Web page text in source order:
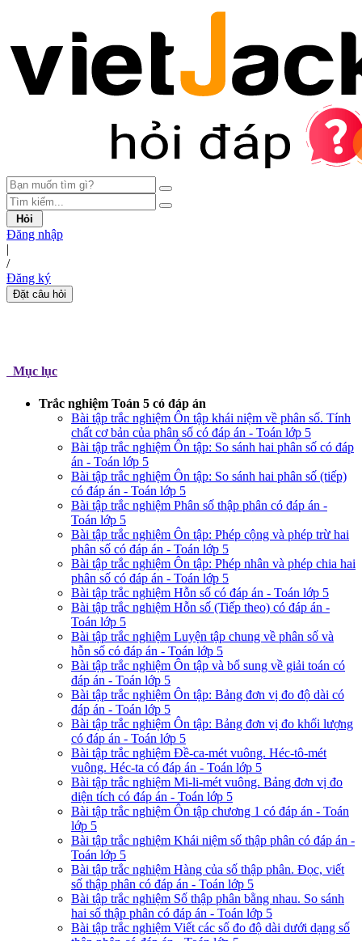
Hỏi
Đăng nhập
|
/
Đăng ký
Đặt câu hỏi
Mục lục
Trắc nghiệm Toán 5 có đáp án
Bài tập trắc nghiệm Ôn tập khái niệm về phân số. Tính
chất cơ bản của phân số có đáp án - Toán lớp 5
Bài tập trắc nghiệm Ôn tập: So sánh hai phân số có đáp
án - Toán lớp 5
Bài tập trắc nghiệm Ôn tập: So sánh hai phân số (tiếp)
có đáp án - Toán lớp 5
Bài tập trắc nghiệm Phân số thập phân có đáp án -
Toán lớp 5
Bài tập trắc nghiệm Ôn tập: Phép cộng và phép trừ hai
phân số có đáp án - Toán lớp 5
Bài tập trắc nghiệm Ôn tập: Phép nhân và phép chia hai
phân số có đáp án - Toán lớp 5
Bài tập trắc nghiệm Hỗn số có đáp án - Toán lớp 5
Bài tập trắc nghiệm Hỗn số (Tiếp theo) có đáp án -
Toán lớp 5
Bài tập trắc nghiệm Luyện tập chung về phân số và
hỗn số có đáp án - Toán lớp 5
Bài tập trắc nghiệm Ôn tập và bổ sung về giải toán có
đáp án - Toán lớp 5
Bài tập trắc nghiệm Ôn tập: Bảng đơn vị đo độ dài có
đáp án - Toán lớp 5
Bài tập trắc nghiệm Ôn tập: Bảng đơn vị đo khối lượng
có đáp án - Toán lớp 5
Bài tập trắc nghiệm Đề-ca-mét vuông. Héc-tô-mét
vuông. Héc-ta có đáp án - Toán lớp 5
Bài tập trắc nghiệm Mi-li-mét vuông. Bảng đơn vị đo
diện tích có đáp án - Toán lớp 5
Bài tập trắc nghiệm Ôn tập chương 1 có đáp án - Toán
lớp 5
Bài tập trắc nghiệm Khái niệm số thập phân có đáp án -
Toán lớp 5
Bài tập trắc nghiệm Hàng của số thập phân. Đọc, viết
số thập phân có đáp án - Toán lớp 5
Bài tập trắc nghiệm Số thập phân bằng nhau. So sánh
hai số thập phân có đáp án - Toán lớp 5
Bài tập trắc nghiệm Viết các số đo độ dài dưới dạng số